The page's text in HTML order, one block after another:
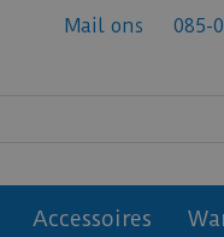
Mail ons 085-
Accessoires